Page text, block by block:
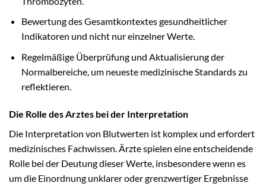
Bewertung des Gesamtkontextes gesundheitlicher
Indikatoren und nicht nur einzelner Werte.
Regelmäßige Überprüfung und Aktualisierung der
Normalbereiche, um neueste medizinische Standards zu
reflektieren.
Die Rolle des Arztes bei der Interpretation
Die Interpretation von Blutwerten ist komplex und erfordert
medizinisches Fachwissen. Ärzte spielen eine entscheidende
Rolle bei der Deutung dieser Werte, insbesondere wenn es
um die Einordnung unklarer oder grenzwertiger Ergebnisse